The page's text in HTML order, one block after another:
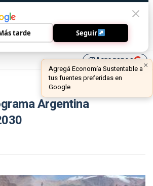
library_addAgreganos ×
Agregá Economía Sustentable a
tus fuentes preferidas en
Google
Argentina
tarde Seguir